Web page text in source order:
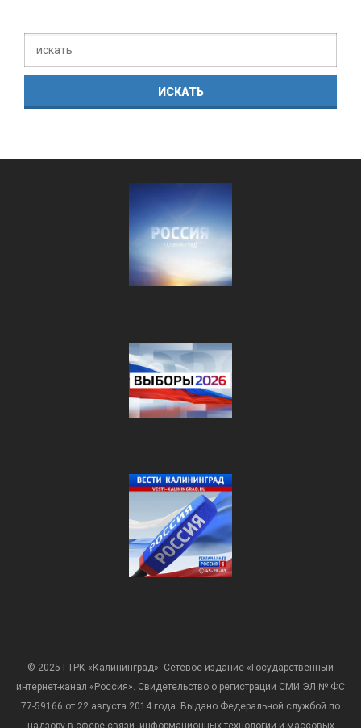
© 2025 ГТРК «Калининград». Сетевое издание «Государственный
интернет-канал «Россия». Свидетельство о регистрации СМИ ЭЛ № ФС
77-59166 от 22 августа 2014 года. Выдано Федеральной службой по
надзору в сфере связи, информационных технологий и массовых